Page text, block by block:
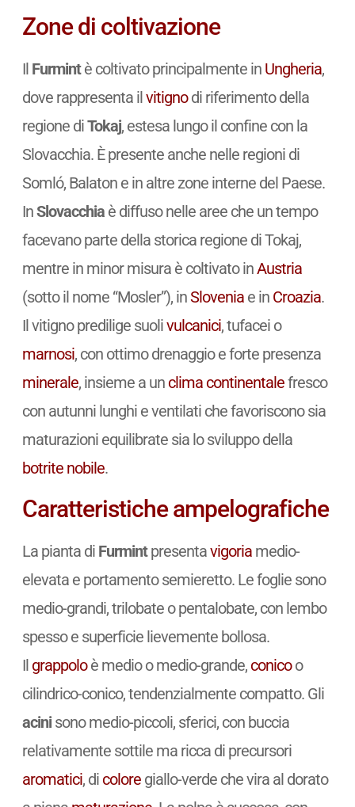
Zone di coltivazione
Il Furmintè coltivato principalmente in Ungheria,
dove rappresenta ilvitignodi riferimento della
regione diTokaj, estesa lungo il confine con la
Slovacchia. È presente anche nelle regioni di
Somló, Balaton e in altre zone interne del Paese.
InSlovacchiaè diffuso nelle aree che un tempo
facevano parte della storica regione di Tokaj,
mentre in minor misura è coltivato inAustria
(sotto il nome “Mosler”), inSloveniae in Croazia.
Il vitigno predilige suolivulcanici, tufacei o
marnosi, con ottimo drenaggio e forte presenza
minerale, insieme a un clima continentalefresco
con autunni lunghi e ventilati che favoriscono sia
maturazioni equilibrate sia lo sviluppo della
botrite nobile.
Caratteristiche ampelografiche
La pianta di Furmintpresentavigoriamedio-
elevata e portamento semieretto. Le foglie sono
medio-grandi, trilobate o pentalobate, con lembo
spesso e superficie lievemente bollosa.
Il grappoloè medio o medio-grande, conicoo
cilindrico-conico, tendenzialmente compatto. Gli
acinisono medio-piccoli, sferici, con buccia
relativamente sottile ma ricca di precursori
aromatici, di coloregiallo-verde che vira al dorato